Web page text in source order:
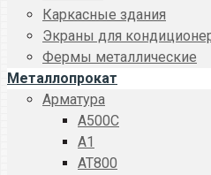
Каркасные здания
Экраны для
Фермы металлические
Металлопрокат
Арматура
A500C
А1
АТ800